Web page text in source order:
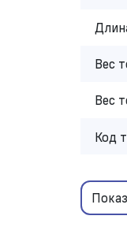
Вес
Вес
Код